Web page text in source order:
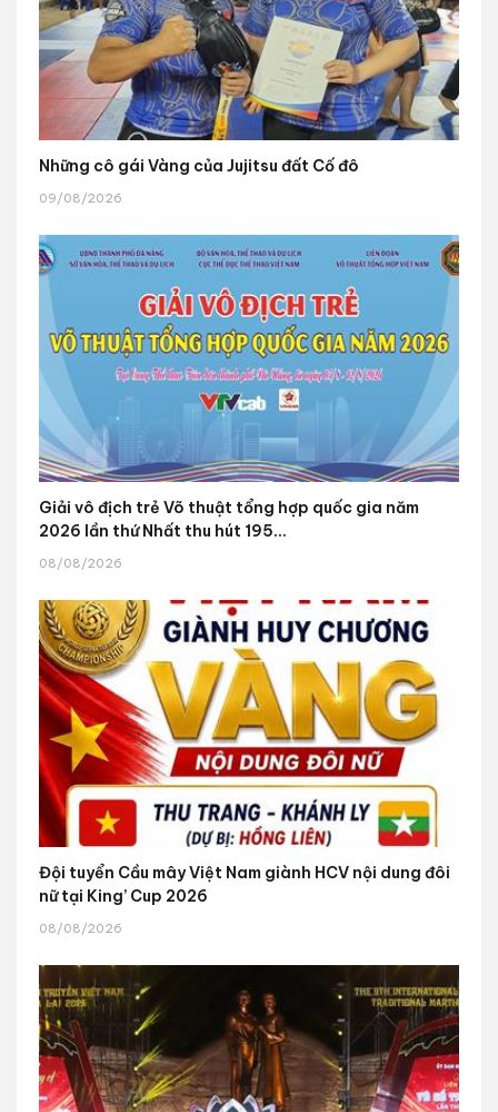
Những cô gái Vàng của Jujitsu đất Cố đô
09/08/2026
Giải vô địch trẻ Võ thuật tổng hợp quốc gia năm
2026 lần thứ Nhất thu hút 195...
08/08/2026
Đội tuyển Cầu mây Việt Nam giành HCV nội dung đôi
nữ tại King’ Cup 2026
08/08/2026